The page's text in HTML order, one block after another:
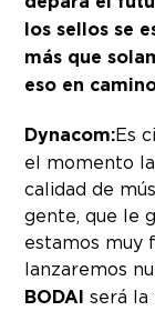
los sellos se
más que
eso en
Dynacom:Es
el momento
calidad de
gente, que le
estamos muy
lanzaremos
BODAI será la